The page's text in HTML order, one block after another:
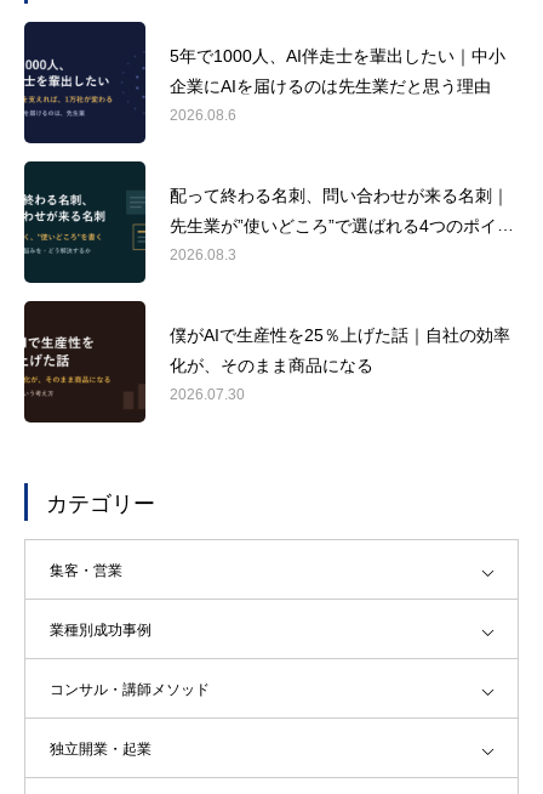
5年で1000人、AI伴走士を輩出したい｜中小
企業にAIを届けるのは先生業だと思う理由
2026.08.6
配って終わる名刺、問い合わせが来る名刺｜
先生業が”使いどころ”で選ばれる4つのポイン
ト
2026.08.3
僕がAIで生産性を25％上げた話｜自社の効率
化が、そのまま商品になる
2026.07.30
カテゴリー
集客・営業
業種別成功事例
コンサル・講師メソッド
独立開業・起業